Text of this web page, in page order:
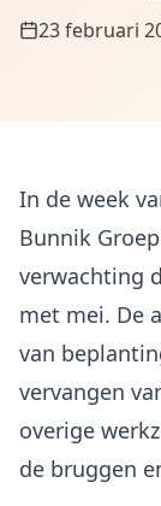
23 februari
In de week
Bunnik
verwachting
met mei. De
van
vervangen
overige
de bruggen